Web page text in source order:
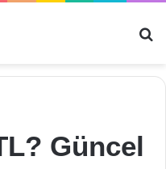
Güncel